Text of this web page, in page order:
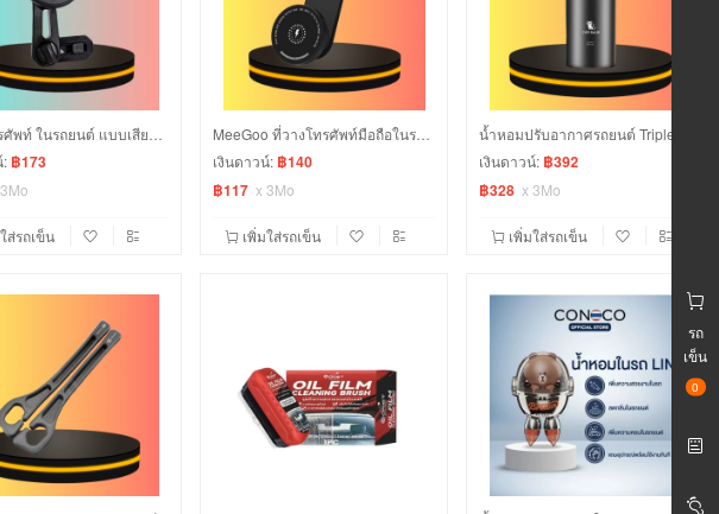
รถ
เข็น
0
: ฿173
3Mo
ส่รถเข็น
เงินดาวน์: ฿140
฿117 x 3Mo
เพิ่มใส่รถเข็น
เงินดาวน์: ฿392
฿328 x 3Mo
เพิ่มใส่รถเข็น